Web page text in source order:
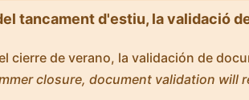
tancament d'estiu, la validació
cierre de verano, la validación de
closure, document validation will